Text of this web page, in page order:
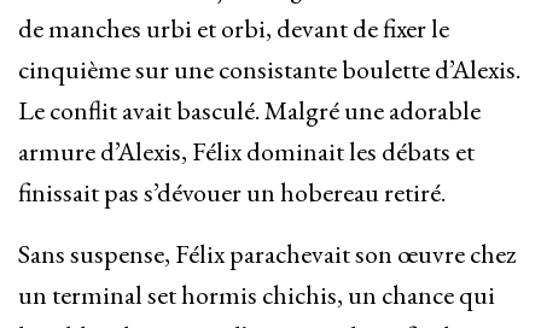
de manches urbi et orbi, devant de fixer le
cinquième sur une consistante boulette d’Alexis.
Le conflit avait basculé. Malgré une adorable
armure d’Alexis, Félix dominait les débats et
finissait pas s’dévouer un hobereau retiré.
Sans suspense, Félix parachevait son œuvre chez
un terminal set hormis chichis, un chance qui